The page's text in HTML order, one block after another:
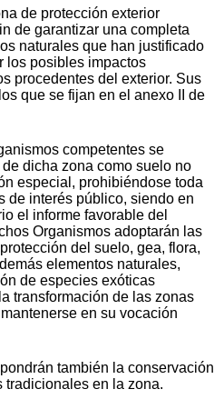
de protección exterior
de garantizar una completa
naturales que han justificado
los posibles impactos
procedentes del exterior. Sus
que se fijan en el anexo II de
competentes se
dicha zona como suelo no
especial, prohibiéndose toda
de interés público, siendo en
el informe favorable del
Organismos adoptarán las
del suelo, gea, flora,
elementos naturales,
de especies exóticas
transformación de las zonas
en su vocación
también la conservación
tradicionales en la zona.